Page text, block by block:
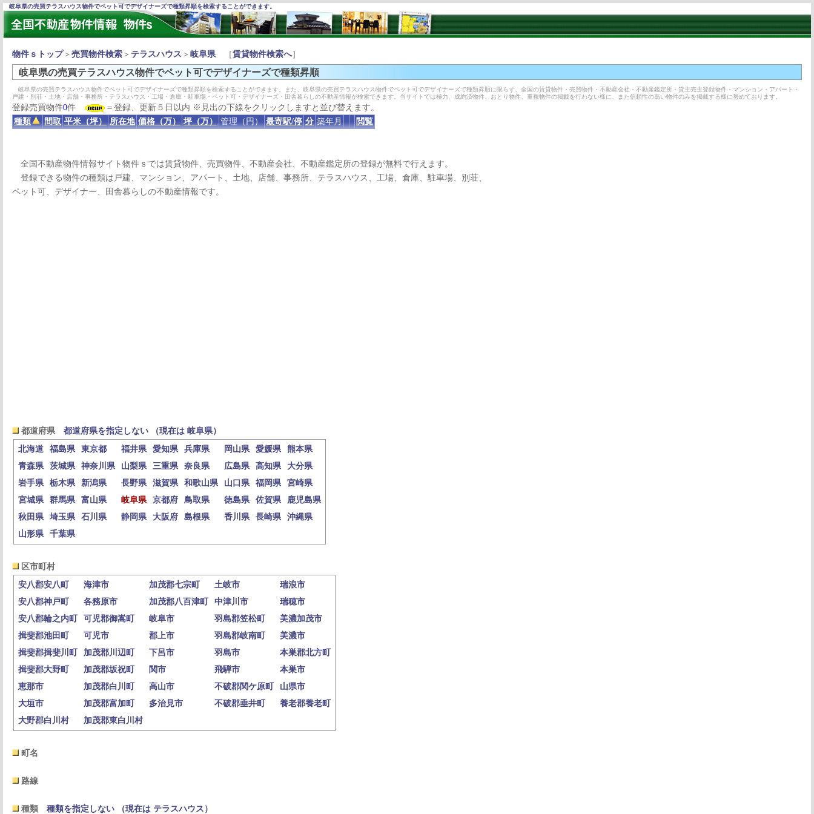
岐阜県の売買テラスハウス物件でペット可でデザイナーズで種類昇順を検索することができます。
物件ｓトップ＞ 売買物件検索 ＞ テラスハウス ＞ 岐阜県［賃貸物件検索へ］
岐阜県の売買テラスハウス物件でペット可でデザイナーズで種類昇順
岐阜県の売買テラスハウス物件でペット可でデザイナーズで種類昇順を検索することができます。また、岐阜県の売買テラスハウス物件でペット可でデザイナーズで種類昇順に限らず、全国の賃貸物件・売買物件・不動産会社・不動産鑑定所・貸主売主登録物件・マンション・アパート・
戸建・別荘・土地・店舗・事務所・テラスハウス・工場・倉庫・駐車場・ペット可・デザイナーズ・田舎暮らしの不動産情報が検索できます。当サイトでは極力、成約済物件、おとり物件、重複物件の掲載を行わない様に、また信頼性の高い物件のみを掲載する様に努めております。
登録売買物件0件
＝登録、更新５日以内 ※見出の下線をクリックしますと並び替えます。
種類
間取 平米（坪） 所在地 価格（万） 坪（万） 管理（円） 最寄駅/停 分 築年月 閲覧
全国不動産物件情報サイト物件ｓでは賃貸物件、売買物件、不動産会社、不動産鑑定所の登録が無料で行えます。
登録できる物件の種類は戸建、マンション、アパート、土地、店舗、事務所、テラスハウス、工場、倉庫、駐車場、別荘、
ペット可、デザイナー、田舎暮らしの不動産情報です。
都道府県
都道府県を指定しない （現在は 岐阜県）
北海道
福島県 東京都 福井県 愛知県 兵庫県 岡山県 愛媛県
熊本県
青森県
茨城県 神奈川県 山梨県 三重県 奈良県 広島県 高知県
大分県
岩手県
栃木県 新潟県 長野県 滋賀県 和歌山県 山口県 福岡県
宮崎県
宮城県
群馬県 富山県 岐阜県 京都府 鳥取県 徳島県 佐賀県
鹿児島県
秋田県
埼玉県 石川県 静岡県 大阪府 島根県 香川県 長崎県
沖縄県
山形県
千葉県
区市町村
安八郡安八町
海津市 加茂郡七宗町 土岐市
瑞浪市
安八郡神戸町
各務原市 加茂郡八百津町 中津川市
瑞穂市
安八郡輪之内町
可児郡御嵩町 岐阜市 羽島郡笠松町
美濃加茂市
揖斐郡池田町
可児市 郡上市 羽島郡岐南町
美濃市
揖斐郡揖斐川町
加茂郡川辺町 下呂市 羽島市
本巣郡北方町
揖斐郡大野町
加茂郡坂祝町 関市 飛騨市
本巣市
恵那市
加茂郡白川町 高山市 不破郡関ケ原町
山県市
大垣市
加茂郡富加町 多治見市 不破郡垂井町
養老郡養老町
大野郡白川村
加茂郡東白川村
町名
路線
種類
種類を指定しない （現在は テラスハウス）